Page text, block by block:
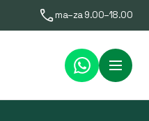
ma–za 9.00–18.00
Menu